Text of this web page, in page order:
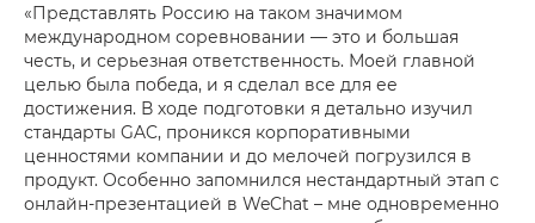
«Представлять Россию на таком значимом
международном соревновании — это и большая
честь, и серьезная ответственность. Моей главной
целью была победа, и я сделал все для ее
достижения. В ходе подготовки я детально изучил
стандарты GAC, проникся корпоративными
ценностями компании и до мелочей погрузился в
продукт. Особенно запомнился нестандартный этап с
онлайн-презентацией в WeChat – мне одновременно